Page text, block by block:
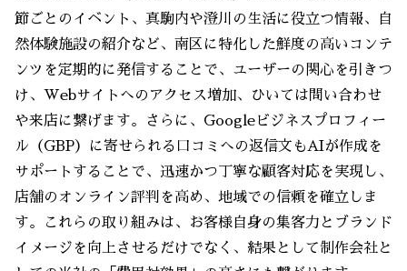
節ごとのイベント、真駒内や澄川の生活に役立つ情報、自
然体験施設の紹介など、南区に特化した鮮度の高いコンテ
ンツを定期的に発信することで、ユーザーの関心を引きつ
け、Webサイトへのアクセス増加、ひいては問い合わせ
や来店に繋げます。さらに、Googleビジネスプロフィー
ル（GBP）に寄せられる口コミへの返信文もAIが作成を
サポートすることで、迅速かつ丁寧な顧客対応を実現し、
店舗のオンライン評判を高め、地域での信頼を確立しま
す。これらの取り組みは、お客様自身の集客力とブランド
イメージを向上させるだけでなく、結果として制作会社と